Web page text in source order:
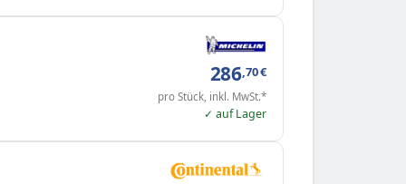
286,70€
pro Stück, inkl. MwSt.*
✓ auf Lager